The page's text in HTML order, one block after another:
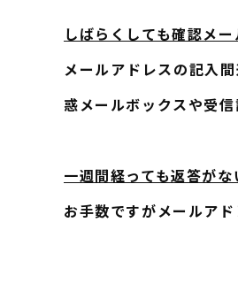
しばらくしても確認メ
メールアドレスの記入
惑メールボックスや受信
一週間経っても返答がな
お手数ですがメールア